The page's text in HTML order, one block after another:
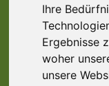
Ihre
Ergebnisse
woher
unsere